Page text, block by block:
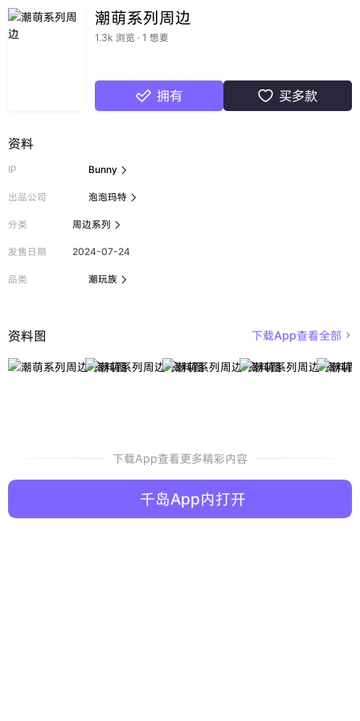
潮萌系列周边
1.3k 浏览 · 1 想要
 拥有  买多款
资料
IP Bunny 
出品公司 泡泡玛特 
分类 周边系列 
发售日期 2024-07-24
品类 潮玩族 
资料图 下载App查看全部 
下载App查看更多精彩内容
千岛App内打开